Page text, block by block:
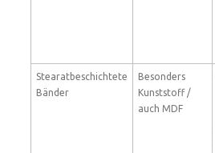
Stearatbeschichtete
Bänder
Besonders
Kunststoff /
auch MDF